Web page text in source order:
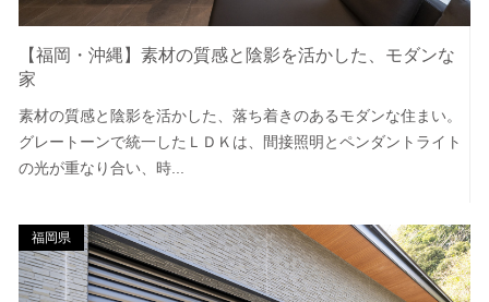
【福岡・沖縄】素材の質感と陰影を活かした、モダンな
家
素材の質感と陰影を活かした、落ち着きのあるモダンな住まい。
グレートーンで統一したＬＤＫは、間接照明とペンダントライト
の光が重なり合い、時...
福岡県